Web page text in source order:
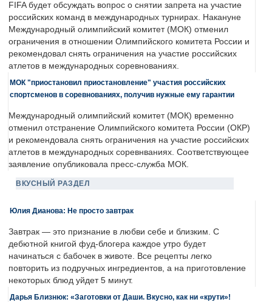
FIFA будет обсуждать вопрос о снятии запрета на участие
российских команд в международных турнирах. Накануне
Международный олимпийский комитет (МОК) отменил
ограничения в отношении Олимпийского комитета России и
рекомендовал снять ограничения на участие российских
атлетов в международных соревнованиях.
МОК "приостановил приостановление" участия российских
спортсменов в соревнованиях, получив нужные ему гарантии
Международный олимпийский комитет (МОК) временно
отменил отстранение Олимпийского комитета России (ОКР)
и рекомендовала снять ограничения на участие российских
атлетов в международных соревнваниях. Соответствующее
заявление опубликовала пресс-служба МОК.
ВКУСНЫЙ РАЗДЕЛ
Юлия Дианова: Не просто завтрак
Завтрак — это признание в любви себе и близким. С
дебютной книгой фуд-блогера каждое утро будет
начинаться с бабочек в животе. Все рецепты легко
повторить из подручных ингредиентов, а на приготовление
некоторых блюд уйдет 5 минут.
Дарья Близнюк: «Заготовки от Даши. Вкусно, как ни «крути»!